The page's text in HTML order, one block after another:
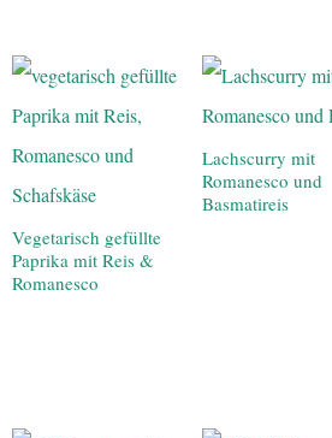
Vegetarisch gefüllte
Paprika mit Reis &
Romanesco
Lachscurry mit
Romanesco und
Basmatireis